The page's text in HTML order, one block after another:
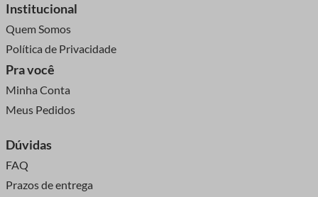
Institucional
Quem Somos
Política de Privacidade
Pra você
Minha Conta
Meus Pedidos
Dúvidas
FAQ
Prazos de entrega